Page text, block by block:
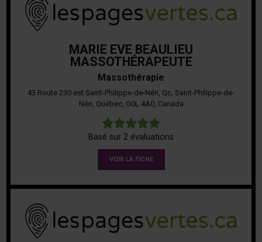
MARIE EVE BEAULIEU
MASSOTHÉRAPEUTE
Massothérapie
43 Route 230 est Saint-Philippe-de-Néri, Qc, Saint-Philippe-de-
Néri, Québec, G0L 4A0, Canada
Basé sur 2 évaluations
VOIR LA FICHE